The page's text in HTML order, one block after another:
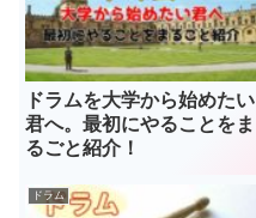
ドラムを大学から始めたい
君へ。最初にやることをま
るごと紹介！
ドラム